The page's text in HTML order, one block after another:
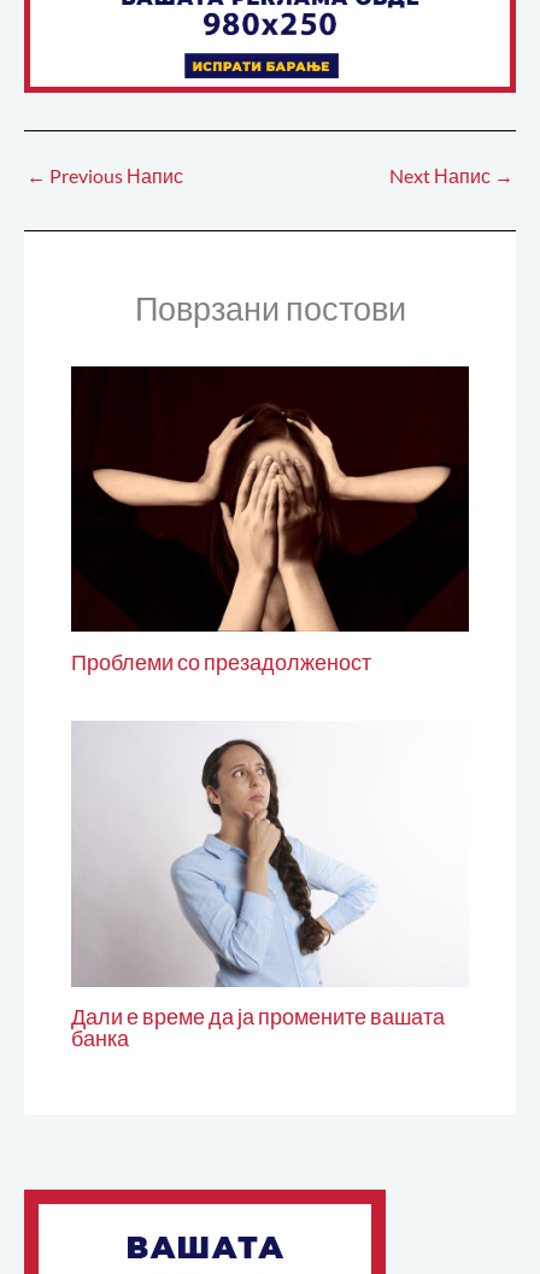
← Previous Напис Next Напис →
Поврзани постови
Проблеми со презадолженост
Дали е време да ја промените вашата
банка